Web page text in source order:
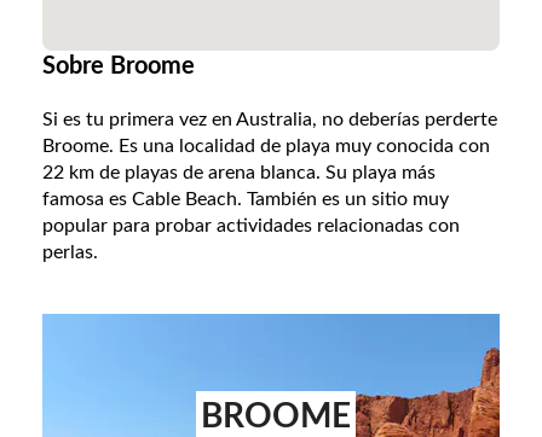
Sobre Broome
Si es tu primera vez en Australia, no deberías perderte
Broome. Es una localidad de playa muy conocida con
22 km de playas de arena blanca. Su playa más
famosa es Cable Beach. También es un sitio muy
popular para probar actividades relacionadas con
perlas.
BROOME